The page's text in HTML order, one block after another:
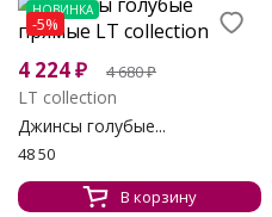
НОВИНКА
-5%
4 224₽ 4 680₽
LT collection
Джинсы голубые...
48 50
В корзину